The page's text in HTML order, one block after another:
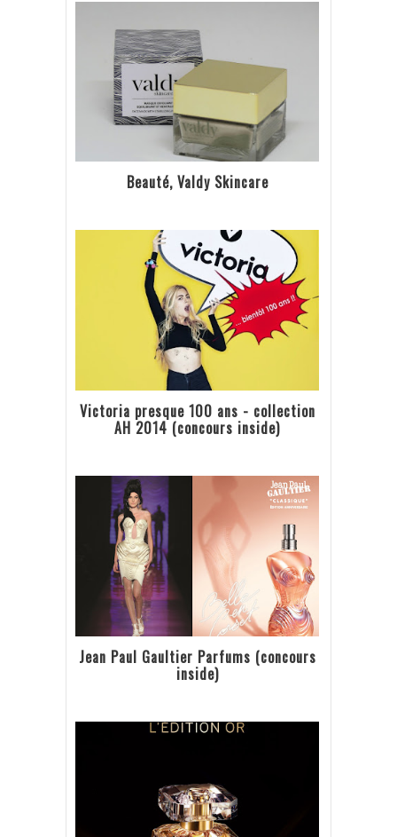
Beauté, Valdy Skincare
Victoria presque 100 ans - collection
AH 2014 (concours inside)
Jean Paul Gaultier Parfums (concours
inside)